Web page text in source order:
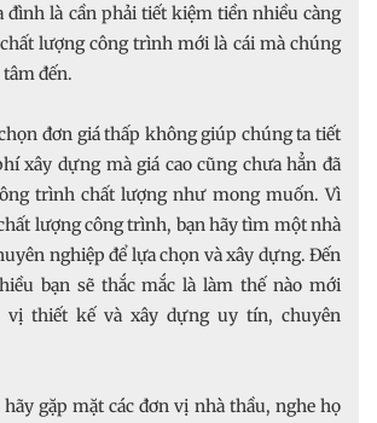
đình là cần phải tiết kiệm tiền nhiều càng
lượng công trình mới là cái mà chúng
đến.
đơn giá thấp không giúp chúng ta tiết
xây dựng mà giá cao cũng chưa hẳn đã
trình chất lượng như mong muốn. Vì
lượng công trình, bạn hãy tìm một nhà
nghiệp để lựa chọn và xây dựng. Đến
bạn sẽ thắc mắc là làm thế nào mới
vị thiết kế và xây dựng uy tín, chuyên
gặp mặt các đơn vị nhà thầu, nghe họ